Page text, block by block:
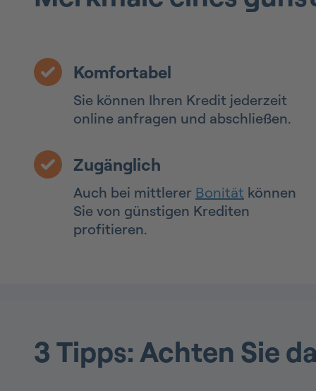
Komfortabel
Sie können Ihren Kredit jederzeit
online anfragen und abschließen.
Zugänglich
Auch bei mittlerer Bonität können
Sie von günstigen Krediten
profitieren.
3 Tipps: Achten Sie